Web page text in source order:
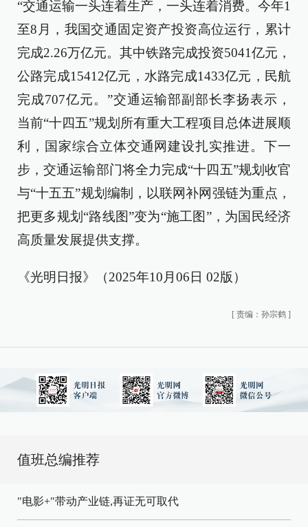
“交通运输一头连着生产，一头连着消费。今年1
至8月，我国交通固定资产投资高位运行，累计
完成2.26万亿元。其中铁路完成投资5041亿元，
公路完成15412亿元，水路完成1433亿元，民航
完成707亿元。”交通运输部副部长李扬表示，
当前“十四五”规划所有重大工程项目总体进展顺
利，国家综合立体交通网建设扎实推进。下一
步，交通运输部门将全力完成“十四五”规划收官
与“十五五”规划编制，以联网补网强链为重点，
把更多规划“路线图”变为“施工图”，为国民经济
高质量发展提供支撑。
《光明日报》（2025年10月06日 02版）
[ 责编：孙宗鹤 ]
值班总编推荐
"电影+"带动产业链,再证无可取代